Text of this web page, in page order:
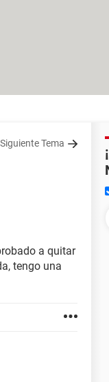
Siguiente Tema
a quitar
tengo una